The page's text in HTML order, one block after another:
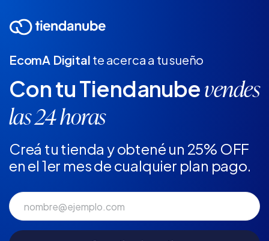
EcomA Digital te acerca a tu sueño
Con tu Tiendanube vendes
las 24 horas
Creá tu tienda y obtené un 25% OFF
en el 1er mes de cualquier plan pago.